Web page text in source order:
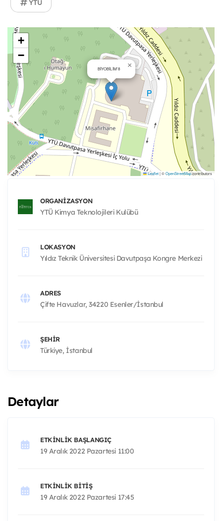
YTU
BİYOBİLİM'8 ×
+
−
Leaflet|©OpenStreetMapcontributors
ORGANIZASYON
YTÜ Kimya Teknolojileri Kulübü
LOKASYON
Yıldız Teknik Üniversitesi Davutpaşa Kongre Merkezi
ADRES
Çifte Havuzlar, 34220 Esenler/İstanbul
ŞEHIR
Türkiye, İstanbul
Detaylar
ETKINLIK BAŞLANGIÇ
19 Aralık 2022 Pazartesi 11:00
ETKINLIK BITIŞ
19 Aralık 2022 Pazartesi 17:45